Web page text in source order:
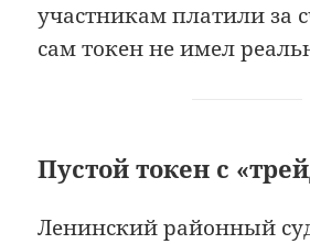
участникам платили за
сам токен не имел
Пустой токен с
Ленинский районный